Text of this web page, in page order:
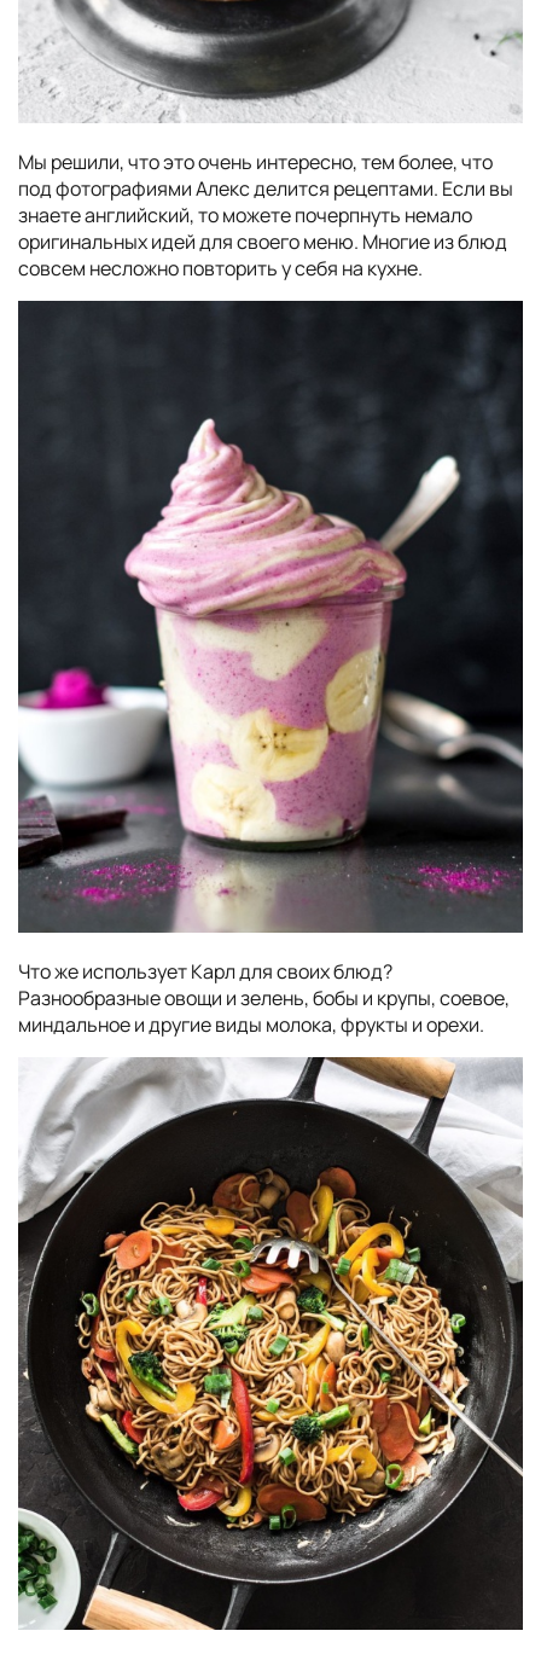
Мы решили, что это очень интересно, тем более, что
под фотографиями Алекс делится рецептами. Если вы
знаете английский, то можете почерпнуть немало
оригинальных идей для своего меню. Многие из блюд
совсем несложно повторить у себя на кухне.
Что же использует Карл для своих блюд?
Разнообразные овощи и зелень, бобы и крупы, соевое,
миндальное и другие виды молока, фрукты и орехи.